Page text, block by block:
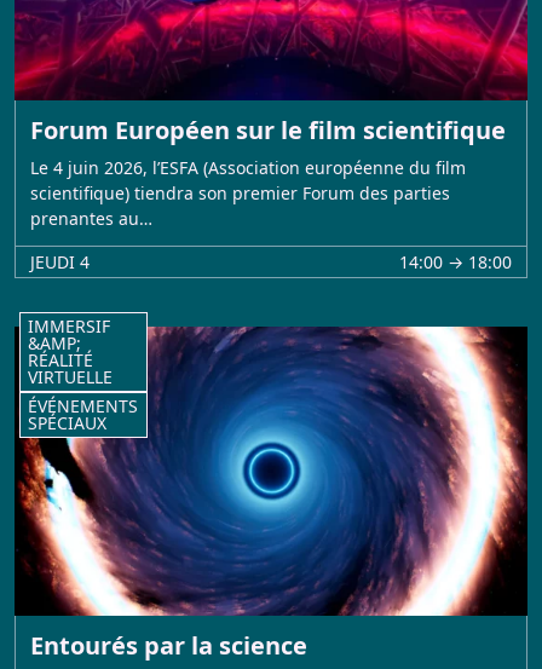
Forum Européen sur le film scientifique
Le 4 juin 2026, l’ESFA (Association européenne du film
scientifique) tiendra son premier Forum des parties
prenantes au…
JEUDI 4
14:00 → 18:00
IMMERSIF
&AMP;
RÉALITÉ
VIRTUELLE
ÉVÉNEMENTS
SPÉCIAUX
Entourés par la science